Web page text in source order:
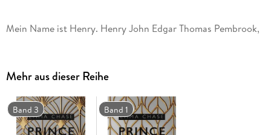
Mein Name ist Henry. Henry John Edgar Thomas Pembrook,
soll verantwortungsvoller werden. Pflichtbewusster. Klüger.
Mit anderen Worten: königlicher. Nach dem neuesten
Skandal verbannt Großmutter mich auf einen abgelegenen
Landsitz. Aber ich habe schon einen Plan, wie ich auch hier
Mehr aus dieser Reihe
Band 3 Band 1